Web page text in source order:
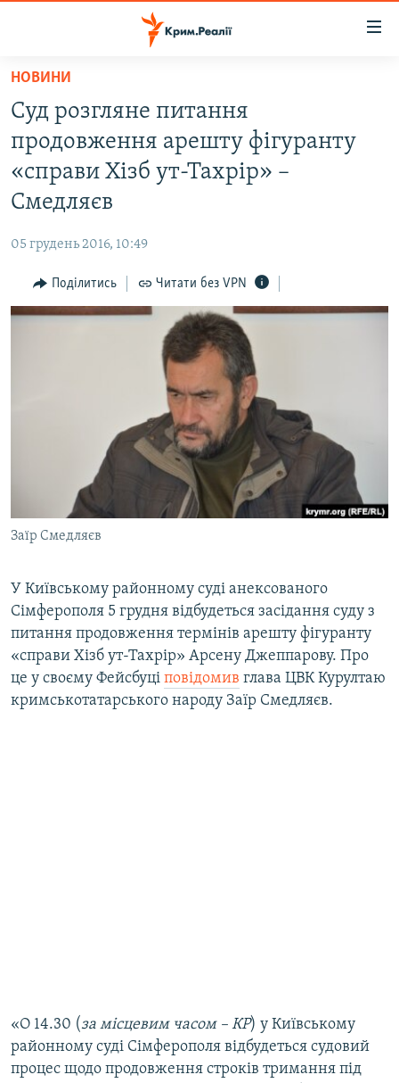
Перейти
основного
матеріалу
Перейти
до
основної
Перейти
пошуку
ВОДА.КРИМ
ВІДЕО ТА ФОТО
ПОЛІТИКА
ПОГЛЯД
ІНТЕРВ'Ю
ВСЕ ЗА ДЕНЬ
ВІДЕОУРОКИ «ELIFBE»
СВІДЧЕННЯ ОКУПАЦІЇ
УКРАЇНСЬКА ПРОБЛЕМА КРИМУ
ІНФОГРАФІКА
ЯК ОБІЙТИ БЛОКУВАННЯ
ДОЛУЧАЙСЯ!
Усі сайти RFE/RL
НОВИНИ
Суд розгляне питання
продовження арешту фігуранту
«справи Хізб ут-Тахрір» –
Смедляєв
05 грудень 2016, 10:49
Поділитись Читати без VPN
Заїр Смедляєв
У Київському районному суді анексованого
Сімферополя 5 грудня відбудеться засідання суду з
питання продовження термінів арешту фігуранту
«справи Хізб ут-Тахрір» Арсену Джеппарову. Про
це у своєму Фейсбуці повідомив глава ЦВК Курултаю
кримськотатарського народу Заїр Смедляєв.
«О 14.30 (за місцевим часом – КР) у Київському
районному суді Сімферополя відбудеться судовий
процес щодо продовження строків тримання під